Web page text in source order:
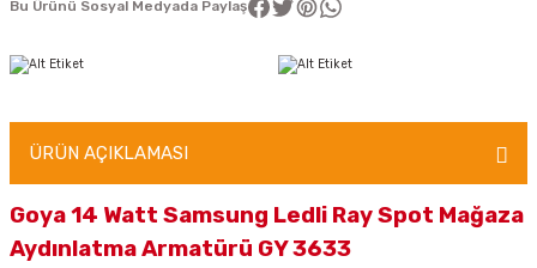
Bu Ürünü Sosyal Medyada Paylaş
ÜRÜN AÇIKLAMASI
Goya 14 Watt Samsung Ledli Ray Spot Mağaza
Aydınlatma Armatürü GY 3633